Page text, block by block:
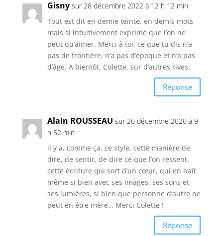
Gisny sur 28 décembre 2022 à 12 h 12 min
Tout est dit en demie teinte, en demis mots
mais si intuitivement exprimé que l’on ne
peut qu’aimer. Merci à toi, ce que tu dis n’a
pas de frontière, n’a pas d’époque et n’a pas
d’âge. A bientôt, Colette, sur d’autres rives.
Réponse
Alain ROUSSEAU sur 26 décembre 2020 à 9
h 52 min
il y a, comme ça, ce style, cette manière de
dire, de sentir, de dire ce que l’on ressent,
cette écriture qui sort d’un cœur, qui en naît
même si bien avec ses images, ses sons et
ses lumières, si bien que personne d’autre ne
peut en être mère… Merci Colette !
Réponse